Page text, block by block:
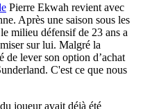
Pierre Ekwah revient avec
Après une saison sous les
milieu défensif de 23 ans a
sur lui. Malgré la
de lever son option d’achat
C'est ce que nous
joueur avait déjà été